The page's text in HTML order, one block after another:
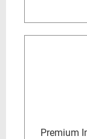
Premium